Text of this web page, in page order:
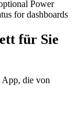
Power
for dashboards
für Sie
die von